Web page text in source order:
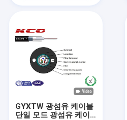
GYXTW 광섬유 케이블
단일 모드 광섬유 케이